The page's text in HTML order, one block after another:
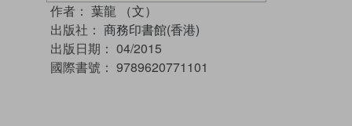
作者： 葉龍 （文）
出版社： 商務印書館(香港)
出版日期： 04/2015
國際書號： 9789620771101